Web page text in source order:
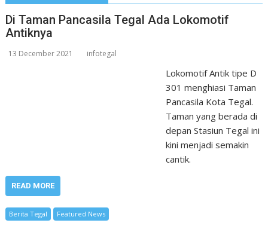
Di Taman Pancasila Tegal Ada Lokomotif
Antiknya
13 December 2021 infotegal
Lokomotif Antik tipe D
301 menghiasi Taman
Pancasila Kota Tegal.
Taman yang berada di
depan Stasiun Tegal ini
kini menjadi semakin
cantik.
READ MORE
Berita Tegal Featured News